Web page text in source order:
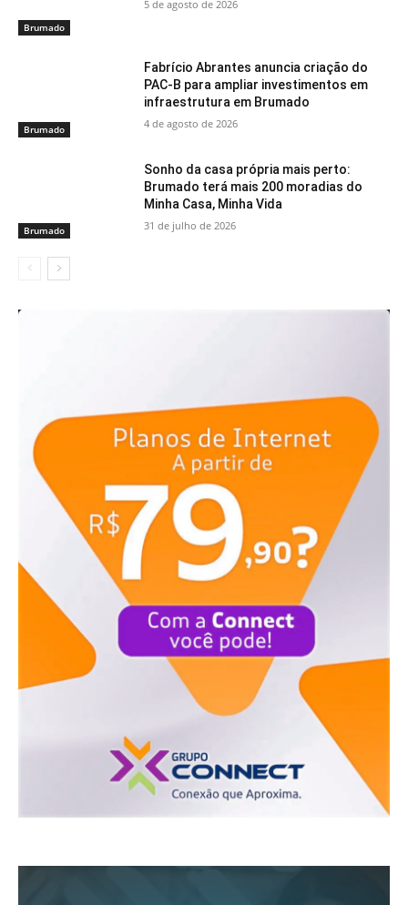
Brumado
5 de agosto de 2026
Brumado
Fabrício Abrantes anuncia criação do
PAC-B para ampliar investimentos em
infraestrutura em Brumado
4 de agosto de 2026
Brumado
Sonho da casa própria mais perto:
Brumado terá mais 200 moradias do
Minha Casa, Minha Vida
31 de julho de 2026